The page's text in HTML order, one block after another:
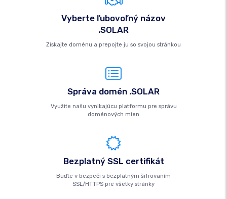
Vyberte ľubovoľný názov
.SOLAR
Získajte doménu a prepojte ju so svojou stránkou
Správa domén .SOLAR
Využite našu vynikajúcu platformu pre správu
doménových mien
Bezplatný SSL certifikát
Buďte v bezpečí s bezplatným šifrovaním
SSL/HTTPS pre všetky stránky